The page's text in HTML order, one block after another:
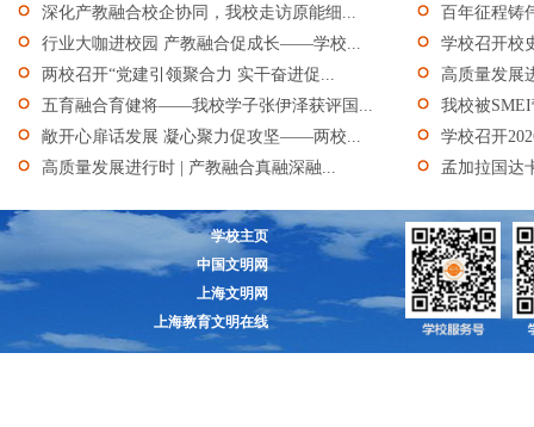
深化产教融合校企协同，我校走访原能细...
行业大咖进校园 产教融合促成长——学校...
两校召开“党建引领聚合力 实干奋进促...
五育融合育健将——我校学子张伊泽获评国...
敞开心扉话发展 凝心聚力促攻坚——两校...
高质量发展进行时 | 产教融合真融深融...
百年征程
学校召开校
高质量发展
我校被
学校召开
孟加拉国达
学校主页
中国文明网
上海文明网
上海教育文明在线